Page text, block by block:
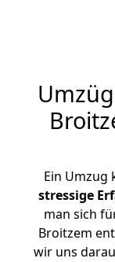
Ein Umzug
stressige
man sich
Broitzem
wir uns